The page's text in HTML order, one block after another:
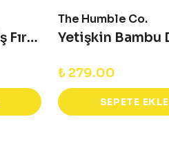
Çocuk Bambu Diş Fırçası Ultra Soft - Sarı
The Humble Co.
₺ 279.00
SEPETE EKLE